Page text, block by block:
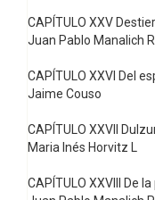
CAPÍTULO XXV
Juan Pablo Manalich R
CAPÍTULO XXVI Del
Jaime Couso
CAPÍTULO XXVII
Maria Inés Horvitz L
CAPÍTULO XXVIII De